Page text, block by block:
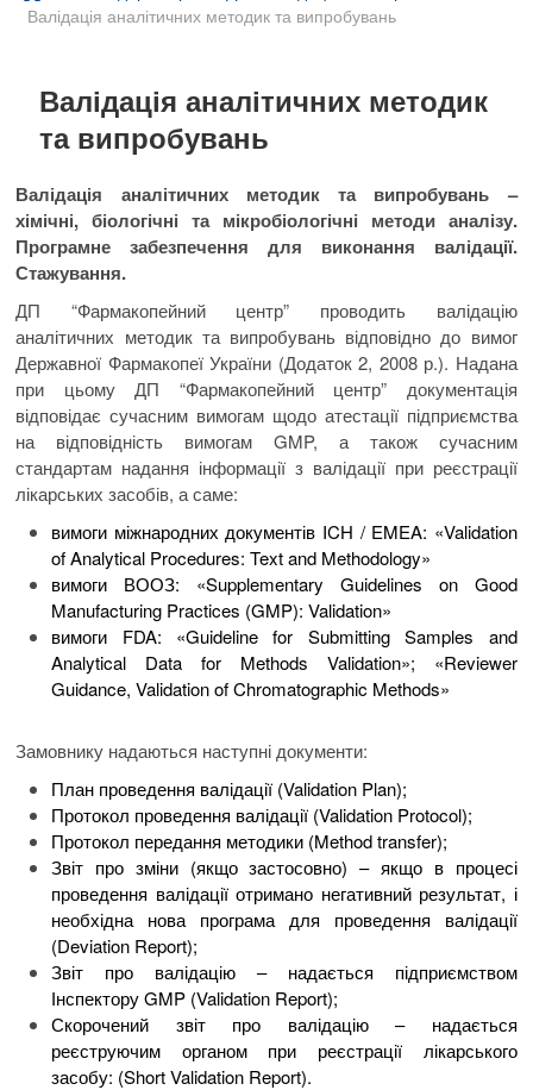
o
Валідація аналітичних методик та випробувань
Валідація аналітичних методик
та випробувань
Валідація аналітичних методик та випробувань –
хімічні, біологічні та мікробіологічні методи аналізу.
Програмне забезпечення для виконання валідації.
Стажування.
ДП “Фармакопейний центр” проводить валідацію
аналітичних методик та випробувань відповідно до вимог
Державної Фармакопеї України (Додаток 2, 2008 р.). Надана
при цьому ДП “Фармакопейний центр” документація
відповідає сучасним вимогам щодо атестації підприємства
на відповідність вимогам GMP, а також сучасним
стандартам надання інформації з валідації при реєстрації
лікарських засобів, а саме:
вимоги міжнародних документів ICH / EMEA: «Validation
of Analytical Procedures: Text and Methodology»
вимоги ВООЗ: «Supplementary Guidelines on Good
Manufacturing Practices (GMP): Validation»
вимоги FDA: «Guideline for Submitting Samples and
Analytical Data for Methods Validation»; «Reviewer
Guidance, Validation of Chromatographic Methods»
Замовнику надаються наступні документи:
План проведення валідації (Validation Plan);
Протокол проведення валідації (Validation Protocol);
Протокол передання методики (Method transfer);
Звіт про зміни (якщо застосовно) – якщо в процесі
проведення валідації отримано негативний результат, і
необхідна нова програма для проведення валідації
(Deviation Report);
Звіт про валідацію – надається підприємством
Інспектору GMP (Validation Report);
Скорочений звіт про валідацію – надається
реєструючим органом при реєстрації лікарського
засобу: (Short Validation Report).